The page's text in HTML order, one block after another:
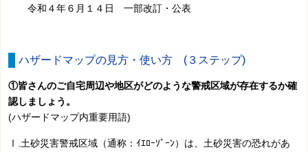
令和４年６月１４日 一部改訂・公表
ハザードマップの見方・使い方 (３ステップ)
①皆さんのご自宅周辺や地区がどのような警戒区域が存在するか確
認しましょう。
(ハザードマップ内重要用語)
Ⅰ.土砂災害警戒区域（通称：ｲｴﾛｰｿﾞｰﾝ）は、土砂災害の恐れがあ